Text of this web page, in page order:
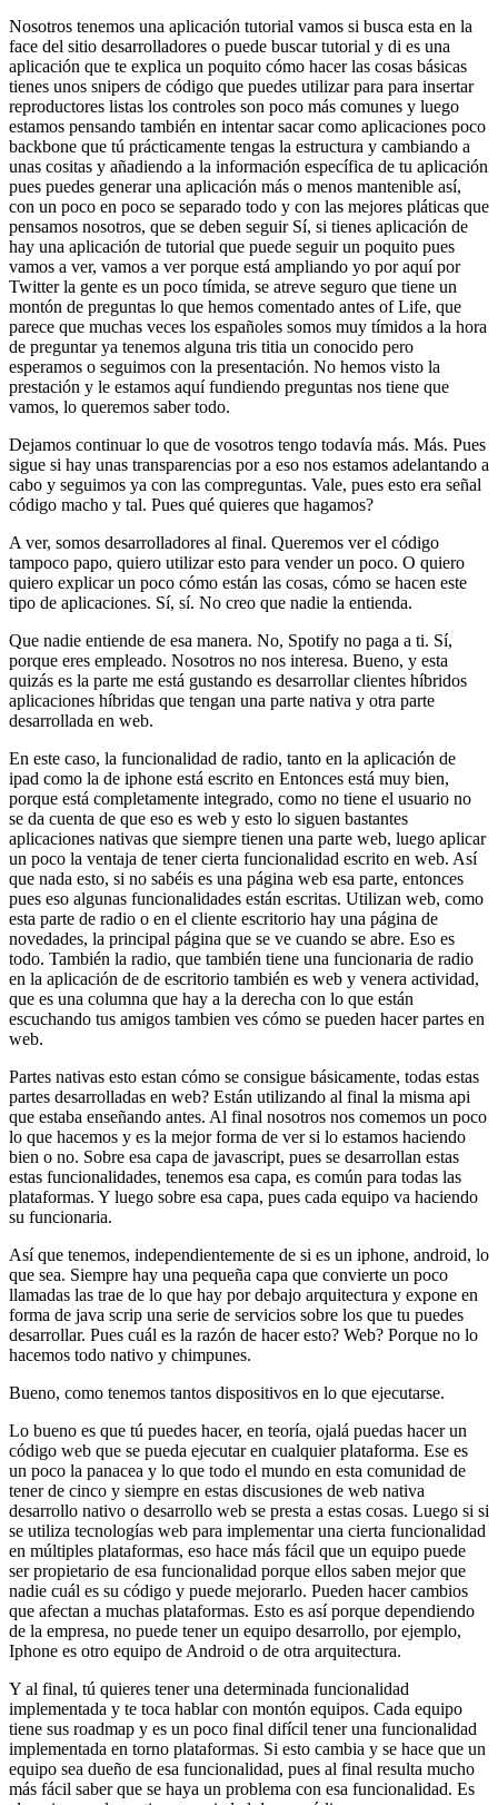
Nosotros tenemos una aplicación tutorial vamos si busca esta en la
face del sitio desarrolladores o puede buscar tutorial y di es una
aplicación que te explica un poquito cómo hacer las cosas básicas
tienes unos snipers de código que puedes utilizar para para insertar
reproductores listas los controles son poco más comunes y luego
estamos pensando también en intentar sacar como aplicaciones poco
backbone que tú prácticamente tengas la estructura y cambiando a
unas cositas y añadiendo a la información específica de tu aplicación
pues puedes generar una aplicación más o menos mantenible así,
con un poco en poco se separado todo y con las mejores pláticas que
pensamos nosotros, que se deben seguir Sí, si tienes aplicación de
hay una aplicación de tutorial que puede seguir un poquito pues
vamos a ver, vamos a ver porque está ampliando yo por aquí por
Twitter la gente es un poco tímida, se atreve seguro que tiene un
montón de preguntas lo que hemos comentado antes of Life, que
parece que muchas veces los españoles somos muy tímidos a la hora
de preguntar ya tenemos alguna tris titia un conocido pero
esperamos o seguimos con la presentación. No hemos visto la
prestación y le estamos aquí fundiendo preguntas nos tiene que
vamos, lo queremos saber todo.
Dejamos continuar lo que de vosotros tengo todavía más. Más. Pues
sigue si hay unas transparencias por a eso nos estamos adelantando a
cabo y seguimos ya con las compreguntas. Vale, pues esto era señal
código macho y tal. Pues qué quieres que hagamos?
A ver, somos desarrolladores al final. Queremos ver el código
tampoco papo, quiero utilizar esto para vender un poco. O quiero
quiero explicar un poco cómo están las cosas, cómo se hacen este
tipo de aplicaciones. Sí, sí. No creo que nadie la entienda.
Que nadie entiende de esa manera. No, Spotify no paga a ti. Sí,
porque eres empleado. Nosotros no nos interesa. Bueno, y esta
quizás es la parte me está gustando es desarrollar clientes híbridos
aplicaciones híbridas que tengan una parte nativa y otra parte
desarrollada en web.
En este caso, la funcionalidad de radio, tanto en la aplicación de
ipad como la de iphone está escrito en Entonces está muy bien,
porque está completamente integrado, como no tiene el usuario no
se da cuenta de que eso es web y esto lo siguen bastantes
aplicaciones nativas que siempre tienen una parte web, luego aplicar
un poco la ventaja de tener cierta funcionalidad escrito en web. Así
que nada esto, si no sabéis es una página web esa parte, entonces
pues eso algunas funcionalidades están escritas. Utilizan web, como
esta parte de radio o en el cliente escritorio hay una página de
novedades, la principal página que se ve cuando se abre. Eso es
todo. También la radio, que también tiene una funcionaria de radio
en la aplicación de de escritorio también es web y venera actividad,
que es una columna que hay a la derecha con lo que están
escuchando tus amigos tambien ves cómo se pueden hacer partes en
web.
Partes nativas esto estan cómo se consigue básicamente, todas estas
partes desarrolladas en web? Están utilizando al final la misma api
que estaba enseñando antes. Al final nosotros nos comemos un poco
lo que hacemos y es la mejor forma de ver si lo estamos haciendo
bien o no. Sobre esa capa de javascript, pues se desarrollan estas
estas funcionalidades, tenemos esa capa, es común para todas las
plataformas. Y luego sobre esa capa, pues cada equipo va haciendo
su funcionaria.
Así que tenemos, independientemente de si es un iphone, android, lo
que sea. Siempre hay una pequeña capa que convierte un poco
llamadas las trae de lo que hay por debajo arquitectura y expone en
forma de java scrip una serie de servicios sobre los que tu puedes
desarrollar. Pues cuál es la razón de hacer esto? Web? Porque no lo
hacemos todo nativo y chimpunes.
Bueno, como tenemos tantos dispositivos en lo que ejecutarse.
Lo bueno es que tú puedes hacer, en teoría, ojalá puedas hacer un
código web que se pueda ejecutar en cualquier plataforma. Ese es
un poco la panacea y lo que todo el mundo en esta comunidad de
tener de cinco y siempre en estas discusiones de web nativa
desarrollo nativo o desarrollo web se presta a estas cosas. Luego si si
se utiliza tecnologías web para implementar una cierta funcionalidad
en múltiples plataformas, eso hace más fácil que un equipo puede
ser propietario de esa funcionalidad porque ellos saben mejor que
nadie cuál es su código y puede mejorarlo. Pueden hacer cambios
que afectan a muchas plataformas. Esto es así porque dependiendo
de la empresa, no puede tener un equipo desarrollo, por ejemplo,
Iphone es otro equipo de Android o de otra arquitectura.
Y al final, tú quieres tener una determinada funcionalidad
implementada y te toca hablar con montón equipos. Cada equipo
tiene sus roadmap y es un poco final difícil tener una funcionalidad
implementada en torno plataformas. Si esto cambia y se hace que un
equipo sea dueño de esa funcionalidad, pues al final resulta mucho
más fácil saber que se haya un problema con esa funcionalidad. Es